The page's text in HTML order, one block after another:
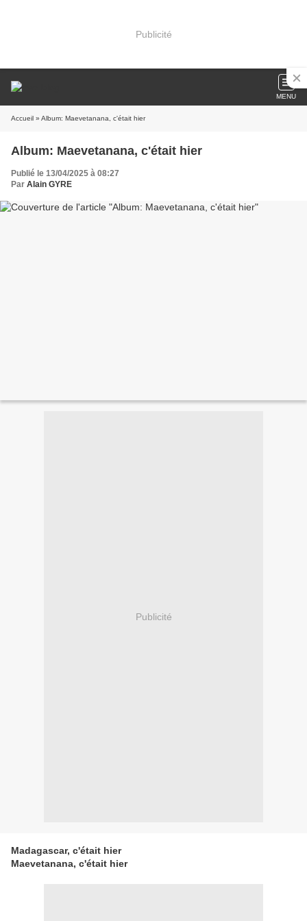
Publicité
MENU
Accueil » Album: Maevetanana, c'était hier
Album: Maevetanana, c'était hier
Publié le 13/04/2025 à 08:27
Par Alain GYRE
Publicité
Madagascar, c'était hier
Maevetanana, c'était hier